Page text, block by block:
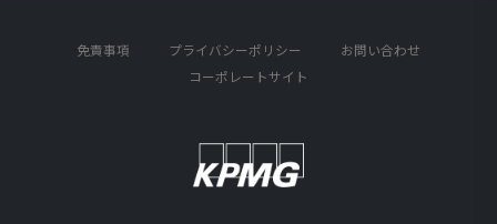
免責事項 プライバシーポリシー
お問い合わせ
コーポレートサイト